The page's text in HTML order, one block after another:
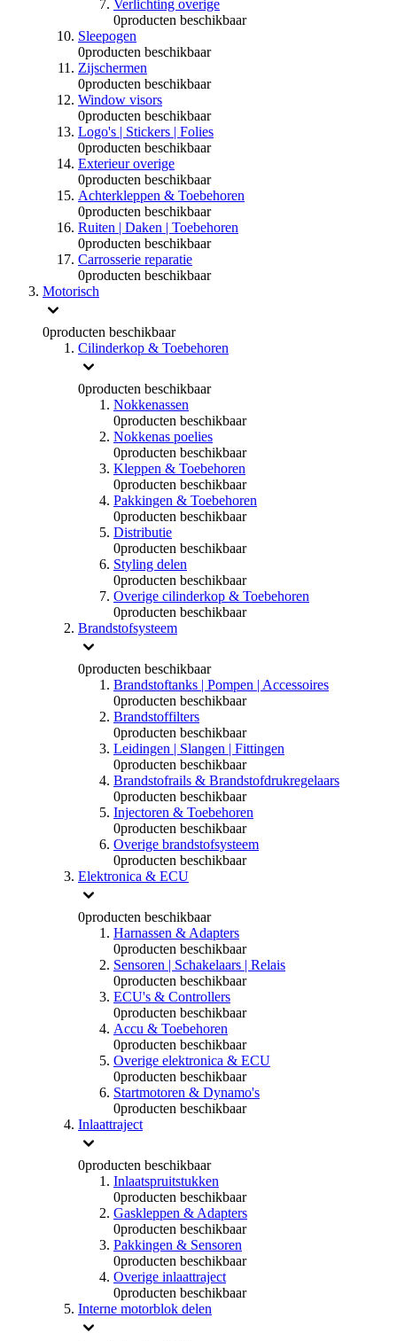
Verlichting overige
0producten beschikbaar
Sleepogen
0producten beschikbaar
Zijschermen
0producten beschikbaar
Window visors
0producten beschikbaar
Logo's | Stickers | Folies
0producten beschikbaar
Exterieur overige
0producten beschikbaar
Achterkleppen & Toebehoren
0producten beschikbaar
Ruiten | Daken | Toebehoren
0producten beschikbaar
Carrosserie reparatie
0producten beschikbaar
Motorisch
0producten beschikbaar
Cilinderkop & Toebehoren
0producten beschikbaar
Nokkenassen
0producten beschikbaar
Nokkenas poelies
0producten beschikbaar
Kleppen & Toebehoren
0producten beschikbaar
Pakkingen & Toebehoren
0producten beschikbaar
Distributie
0producten beschikbaar
Styling delen
0producten beschikbaar
Overige cilinderkop & Toebehoren
0producten beschikbaar
Brandstofsysteem
0producten beschikbaar
Brandstoftanks | Pompen | Accessoires
0producten beschikbaar
Brandstoffilters
0producten beschikbaar
Leidingen | Slangen | Fittingen
0producten beschikbaar
Brandstofrails & Brandstofdrukregelaars
0producten beschikbaar
Injectoren & Toebehoren
0producten beschikbaar
Overige brandstofsysteem
0producten beschikbaar
Elektronica & ECU
0producten beschikbaar
Harnassen & Adapters
0producten beschikbaar
Sensoren | Schakelaars | Relais
0producten beschikbaar
ECU's & Controllers
0producten beschikbaar
Accu & Toebehoren
0producten beschikbaar
Overige elektronica & ECU
0producten beschikbaar
Startmotoren & Dynamo's
0producten beschikbaar
Inlaattraject
0producten beschikbaar
Inlaatspruitstukken
0producten beschikbaar
Gaskleppen & Adapters
0producten beschikbaar
Pakkingen & Sensoren
0producten beschikbaar
Overige inlaattraject
0producten beschikbaar
Interne motorblok delen